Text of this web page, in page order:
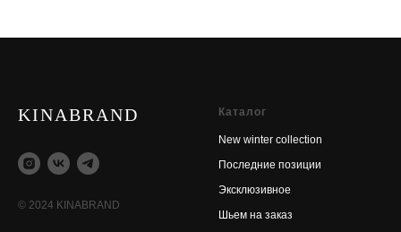
KINABRAND
© 2024 KINABRAND
Каталог
New winter collection
Последние позиции
Эксклюзивное
Шьем на заказ